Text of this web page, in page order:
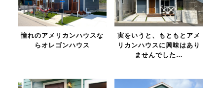
憧れのアメリカンハウスな
らオレゴンハウス
実をいうと、もともとアメ
リカンハウスに興味はあり
ませんでした…